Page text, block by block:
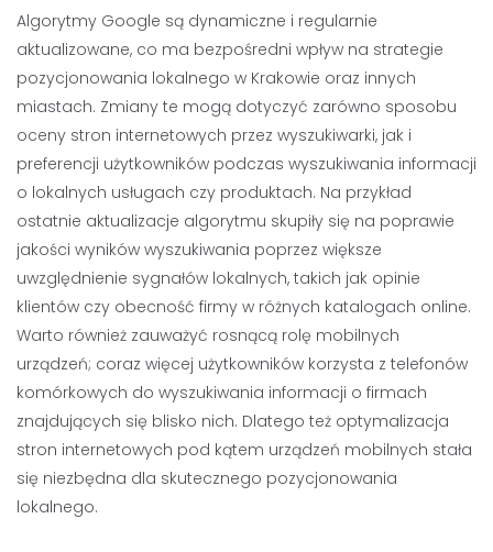
Algorytmy Google są dynamiczne i regularnie
aktualizowane, co ma bezpośredni wpływ na strategie
pozycjonowania lokalnego w Krakowie oraz innych
miastach. Zmiany te mogą dotyczyć zarówno sposobu
oceny stron internetowych przez wyszukiwarki, jak i
preferencji użytkowników podczas wyszukiwania informacji
o lokalnych usługach czy produktach. Na przykład
ostatnie aktualizacje algorytmu skupiły się na poprawie
jakości wyników wyszukiwania poprzez większe
uwzględnienie sygnałów lokalnych, takich jak opinie
klientów czy obecność firmy w różnych katalogach online.
Warto również zauważyć rosnącą rolę mobilnych
urządzeń; coraz więcej użytkowników korzysta z telefonów
komórkowych do wyszukiwania informacji o firmach
znajdujących się blisko nich. Dlatego też optymalizacja
stron internetowych pod kątem urządzeń mobilnych stała
się niezbędna dla skutecznego pozycjonowania
lokalnego.